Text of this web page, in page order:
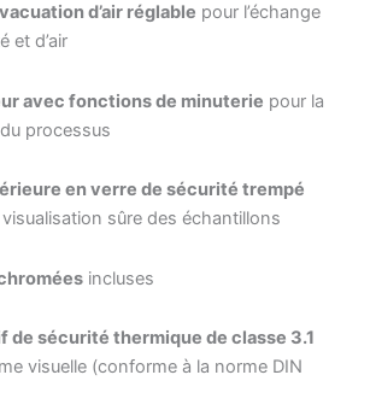
d’air réglable pour l’échange
et d’air
avec fonctions de minuterie pour la
processus
en verre de sécurité trempé
sûre des échantillons
incluses
de sécurité thermique de classe 3.1
visuelle (conforme à la norme DIN